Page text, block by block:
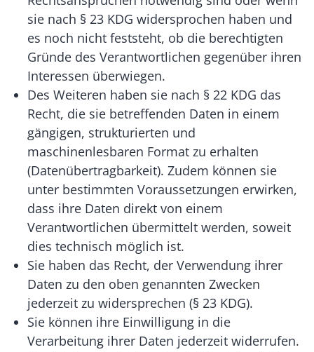
sie nach § 23 KDG widersprochen haben und
es noch nicht feststeht, ob die berechtigten
Gründe des Verantwortlichen gegenüber ihren
Interessen überwiegen.
Des Weiteren haben sie nach § 22 KDG das
Recht, die sie betreffenden Daten in einem
gängigen, strukturierten und
maschinenlesbaren Format zu erhalten
(Datenübertragbarkeit). Zudem können sie
unter bestimmten Voraussetzungen erwirken,
dass ihre Daten direkt von einem
Verantwortlichen übermittelt werden, soweit
dies technisch möglich ist.
Sie haben das Recht, der Verwendung ihrer
Daten zu den oben genannten Zwecken
jederzeit zu widersprechen (§ 23 KDG).
Sie können ihre Einwilligung in die
Verarbeitung ihrer Daten jederzeit widerrufen.